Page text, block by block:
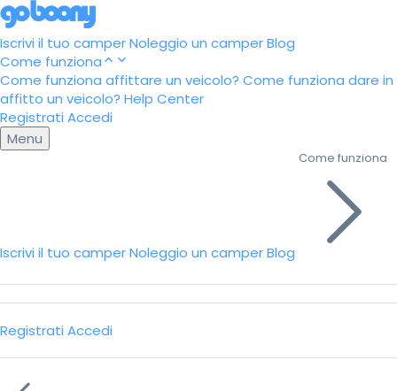
Iscrivi il tuo camperNoleggio un camperBlog
Come funziona
Come funziona affittare un veicolo? Come funziona dare in
affitto un veicolo? Help Center
Registrati Accedi
Menu
Iscrivi il tuo camperNoleggio un camperBlog
Come funziona
Registrati Accedi